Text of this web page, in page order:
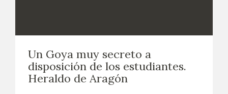
Un Goya muy secreto a
disposición de los estudiantes.
Heraldo de Aragón